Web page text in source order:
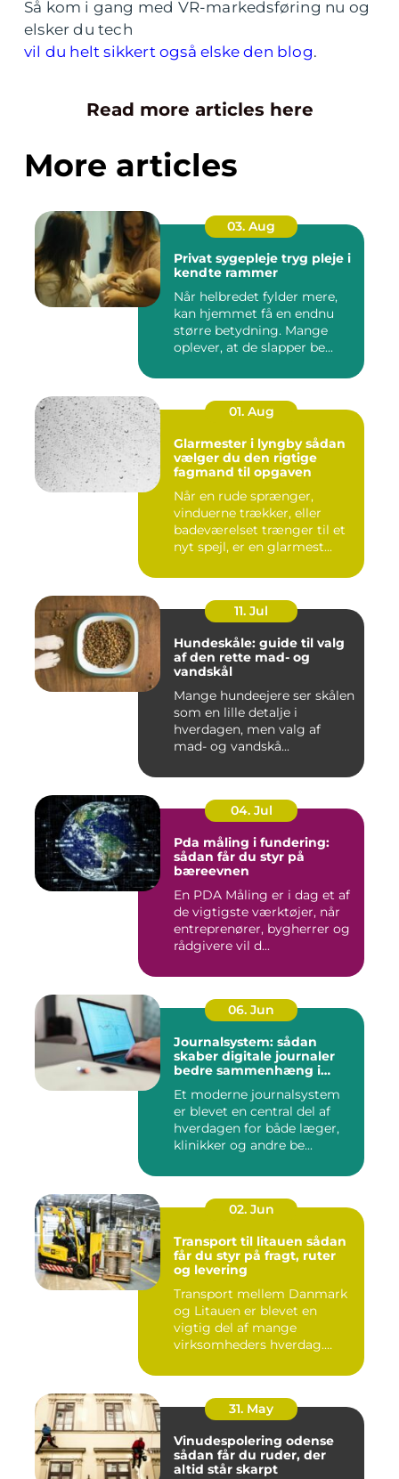
Så kom i gang med VR-markedsføring nu og
elsker du tech
vil du helt sikkert også elske den blog.
Read more articles here
More articles
03. Aug
Privat sygepleje tryg pleje i
kendte rammer
Når helbredet fylder mere,
kan hjemmet få en endnu
større betydning. Mange
oplever, at de slapper be...
01. Aug
Glarmester i lyngby sådan
vælger du den rigtige
fagmand til opgaven
Når en rude sprænger,
vinduerne trækker, eller
badeværelset trænger til et
nyt spejl, er en glarmest...
11. Jul
Hundeskåle: guide til valg
af den rette mad- og
vandskål
Mange hundeejere ser skålen
som en lille detalje i
hverdagen, men valg af
mad- og vandskå...
04. Jul
Pda måling i fundering:
sådan får du styr på
bæreevnen
En PDA Måling er i dag et af
de vigtigste værktøjer, når
entreprenører, bygherrer og
rådgivere vil d...
06. Jun
Journalsystem: sådan
skaber digitale journaler
bedre sammenhæng i
Et moderne journalsystem
er blevet en central del af
hverdagen for både læger,
klinikker og andre be...
02. Jun
Transport til litauen sådan
får du styr på fragt, ruter
og levering
Transport mellem Danmark
og Litauen er blevet en
vigtig del af mange
virksomheders hverdag.
31. May
Vinudespolering odense
sådan får du ruder, der
altid står skarpt